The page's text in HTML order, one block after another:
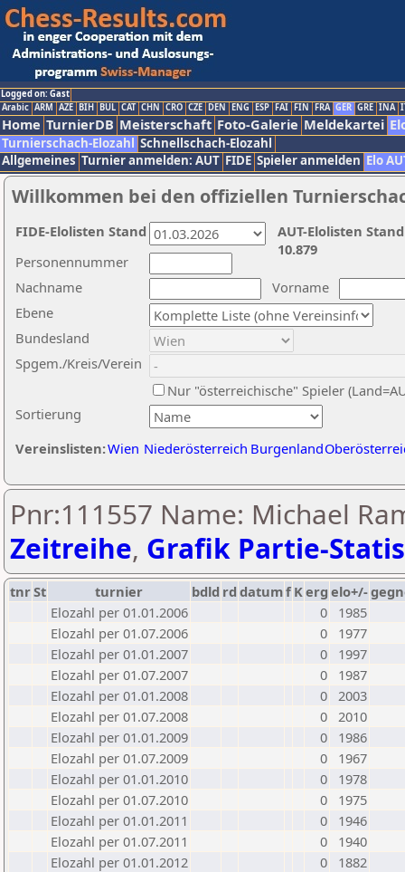
Logged on: Gast
Arabic ARM AZE BIH BUL CAT CHN CRO CZE DEN ENG ESP FAI FIN FRA GER GRE INA
Home TurnierDB Meisterschaft Foto-Galerie Meldekartei
Turnierschach-Elozahl Schnellschach-Elozahl
Allgemeines Turnier anmelden: AUT FIDE Spieler anmelden Elo
Willkommen bei den offiziellen
Nachname
Vorname
Ebene
Sortierung
Personennummer
Bundesland
Spgem./Kreis/Verein
Nur "österreichische" Spieler
Vereinslisten:Wien Niederösterreich Burgenland
AUT-Elolisten
10.879
FIDE-Elolisten Stand
Pnr:111557 Name: Michael
Zeitreihe, Grafik Partie-
tnrSt turnier bdld rd datumf Kerg elo+/-
Elozahl per 01.01.2006
0
1985
Elozahl per 01.07.2006
0
1977
Elozahl per 01.01.2007
0
1997
Elozahl per 01.07.2007
0
1987
Elozahl per 01.01.2008
0 2003
Elozahl per 01.07.2008
0 2010
Elozahl per 01.01.2009
0
1986
Elozahl per 01.07.2009
0
1967
Elozahl per 01.01.2010
0
1978
Elozahl per 01.07.2010
0
1975
Elozahl per 01.01.2011
0
1946
Elozahl per 01.07.2011
0
1940
Elozahl per 01.01.2012
0
1882